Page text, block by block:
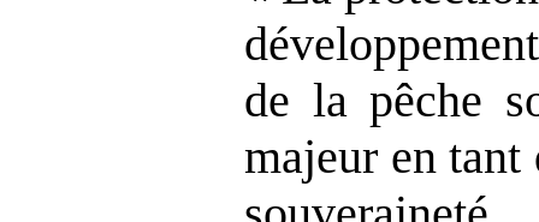
de la pêche
majeur en tant